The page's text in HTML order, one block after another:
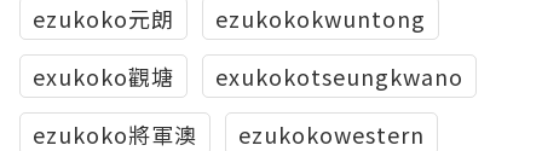
ezukoko元朗
ezukokokwuntong
exukoko觀塘
exukokotseungkwano
ezukoko將軍澳
ezukokowestern